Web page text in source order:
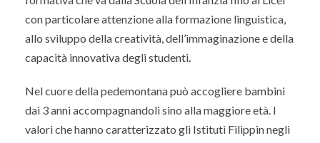
con particolare attenzione alla formazione linguistica,
allo sviluppo della creatività, dell’immaginazione e della
capacità innovativa degli studenti.
Nel cuore della pedemontana può accogliere bambini
dai 3 anni accompagnandoli sino alla maggiore età. I
valori che hanno caratterizzato gli Istituti Filippin negli